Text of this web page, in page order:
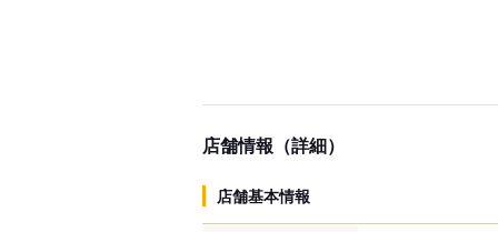
店舗情報（詳細）
店舗基本情報